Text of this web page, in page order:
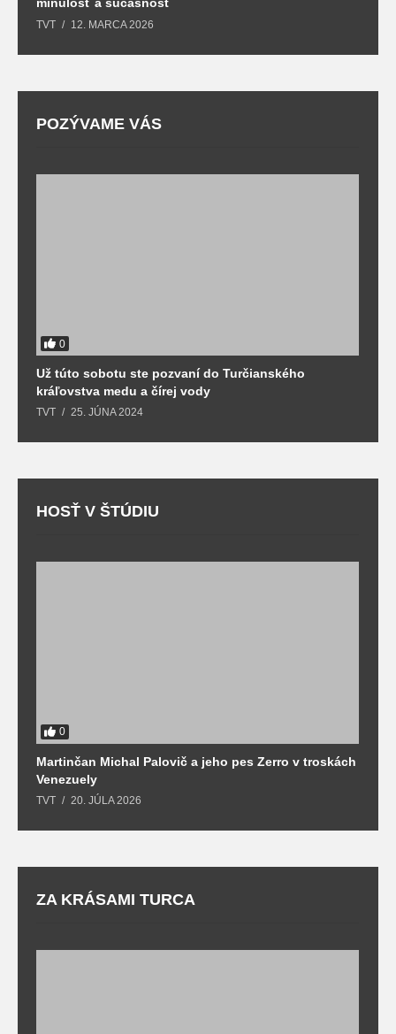
minulosť a súčasnosť
TVT 12. MARCA 2026
POZÝVAME VÁS
0
Už túto sobotu ste pozvaní do Turčianského
kráľovstva medu a čírej vody
TVT 25. JÚNA 2024
HOSŤ V ŠTÚDIU
0
Martinčan Michal Palovič a jeho pes Zerro v troskách
Venezuely
TVT 20. JÚLA 2026
ZA KRÁSAMI TURCA